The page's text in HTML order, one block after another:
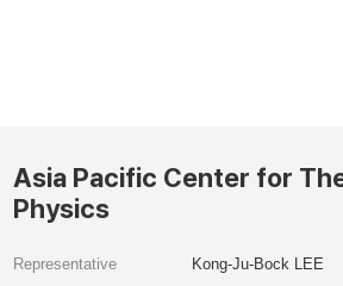
Asia Pacific Center for
Physics
Representative
Kong-Ju-Bock LEE